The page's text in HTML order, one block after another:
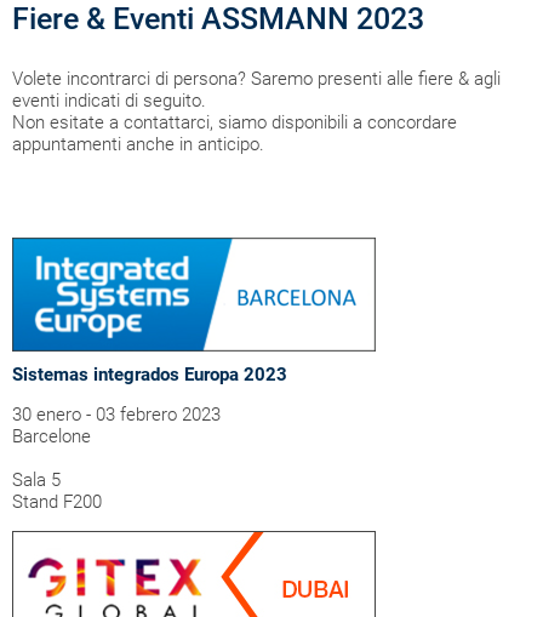
Fiere & Eventi ASSMANN 2023
Volete incontrarci di persona? Saremo presenti alle fiere & agli
eventi indicati di seguito.
Non esitate a contattarci, siamo disponibili a concordare
appuntamenti anche in anticipo.
Sistemas integrados Europa 2023
30 enero - 03 febrero 2023
Barcelone
Sala 5
Stand F200